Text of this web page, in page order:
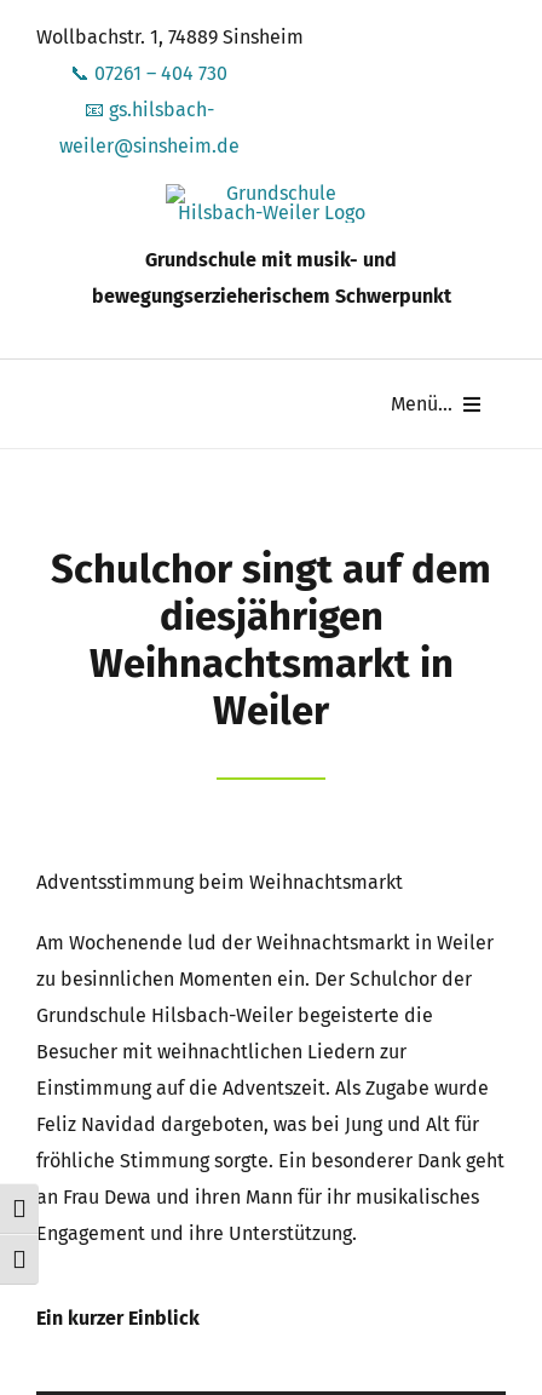
Umschalten auf hohe Kontraste
Schrift vergrößern
Wollbachstr. 1, 74889 Sinsheim
📞 07261 – 404 730
📧 gs.hilsbach-
weiler@sinsheim.de
Grundschule mit musik- und
bewegungserzieherischem Schwerpunkt
Menü...
Kernzeitbetreuung e.V.
Schulchor singt auf dem
diesjährigen
Weihnachtsmarkt in
Weiler
Adventsstimmung beim Weihnachtsmarkt
Am Wochenende lud der Weihnachtsmarkt in Weiler
zu besinnlichen Momenten ein. Der Schulchor der
Grundschule Hilsbach-Weiler begeisterte die
Besucher mit weihnachtlichen Liedern zur
Einstimmung auf die Adventszeit. Als Zugabe wurde
Feliz Navidad dargeboten, was bei Jung und Alt für
fröhliche Stimmung sorgte. Ein besonderer Dank geht
an Frau Dewa und ihren Mann für ihr musikalisches
Engagement und ihre Unterstützung.
Ein kurzer Einblick